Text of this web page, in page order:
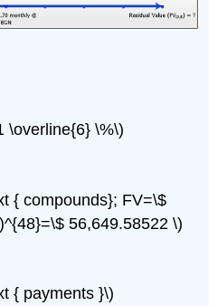
\overline{6} \%\)
{ compounds}; FV=\$
56,649.58522 \)
{ payments }\)